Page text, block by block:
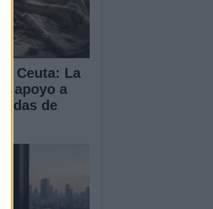
Ceuta: La
apoyo a
de